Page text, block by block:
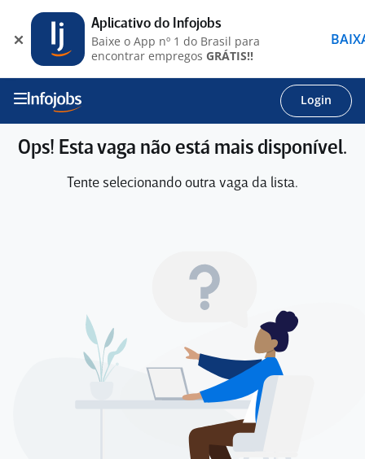
Login
Ops! Esta vaga não está mais disponível.
Tente selecionando outra vaga da lista.
Aplicativo do Infojobs
Baixe o App nº 1 do Brasil para
encontrar empregos GRÁTIS!!